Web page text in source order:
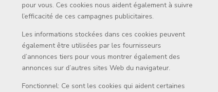
pour vous. Ces cookies nous aident également à suivre
l’efficacité de ces campagnes publicitaires.
Les informations stockées dans ces cookies peuvent
également être utilisées par les fournisseurs
d’annonces tiers pour vous montrer également des
annonces sur d’autres sites Web du navigateur.
Fonctionnel: Ce sont les cookies qui aident certaines